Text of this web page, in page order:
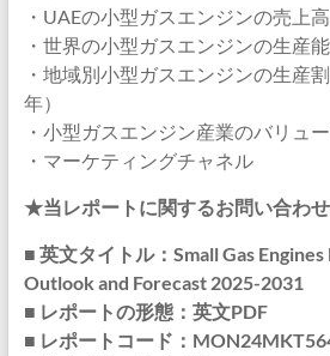
・UAEの小型ガスエンジンの売上高
・世界の小型ガスエンジンの生産
・地域別小型ガスエンジンの生産
年）
・小型ガスエンジン産業のバリュ
・マーケティングチャネル
★当レポートに関するお問い合わ
■ 英文タイトル：Small Gas
Outlook and Forecast 2025-2031
■ レポートの形態：英文PDF
■ レポートコード：